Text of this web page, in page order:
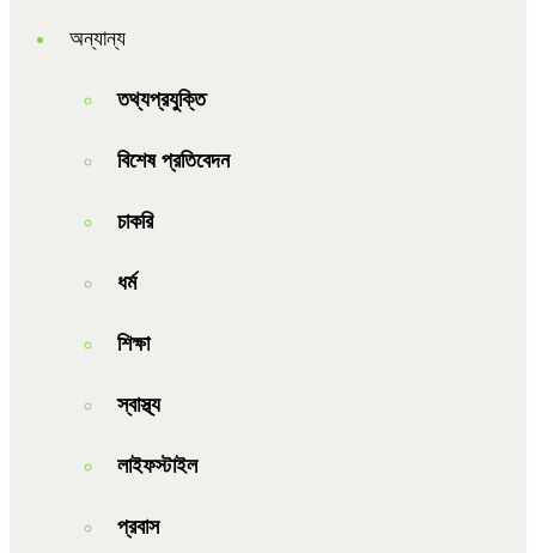
অন্যান্য
তথ্যপ্রযুক্তি
বিশেষ প্রতিবেদন
চাকরি
ধর্ম
শিক্ষা
স্বাস্থ্য
লাইফস্টাইল
প্রবাস